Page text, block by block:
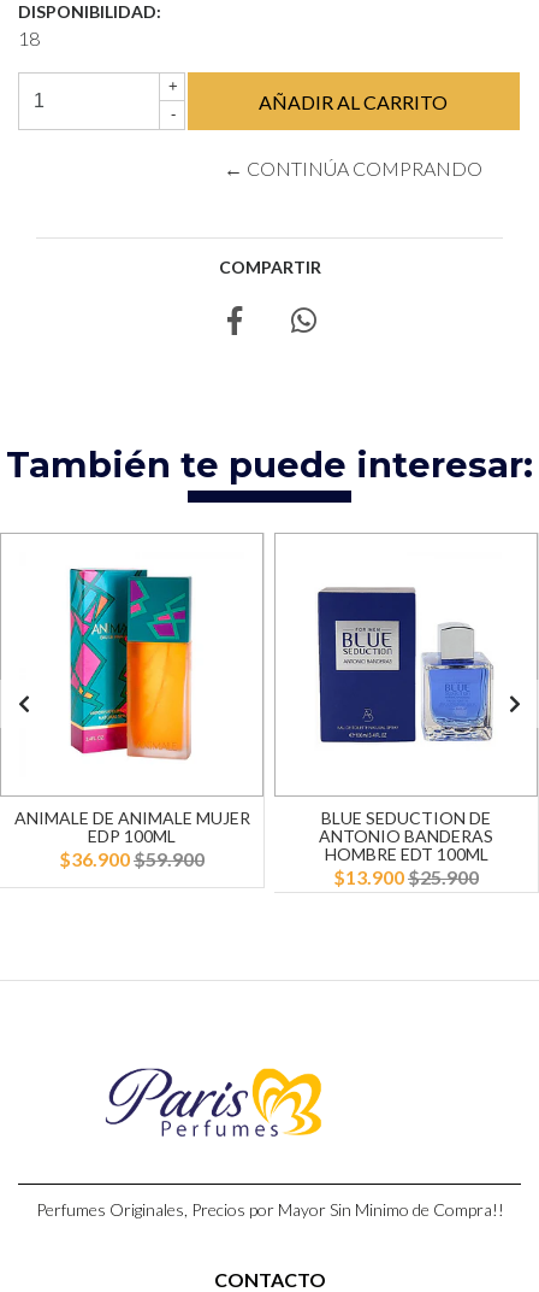
DISPONIBILIDAD:
18
+
-
← CONTINÚA COMPRANDO
COMPARTIR
También te puede interesar:
ANIMALE DE ANIMALE MUJER
EDP 100ML
$36.900$59.900
BLUE SEDUCTION DE
ANTONIO BANDERAS
HOMBRE EDT 100ML
$13.900$25.900
Perfumes Originales, Precios por Mayor Sin Minimo de Compra!!
CONTACTO